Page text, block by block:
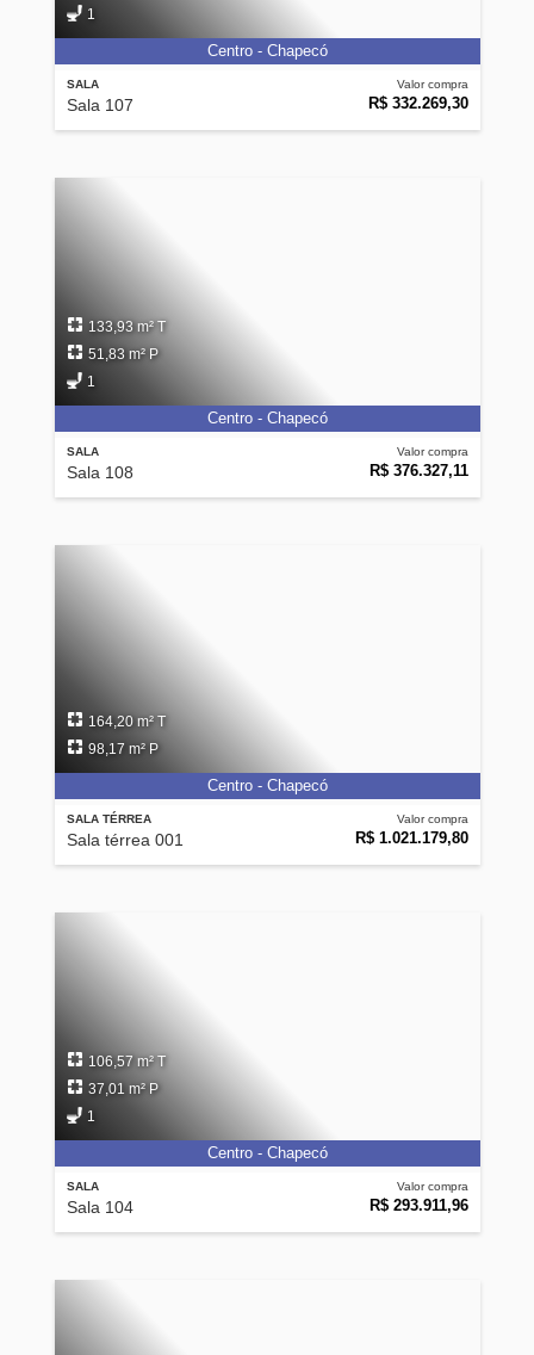
SALA
Sala 107
Valor compra
R$ 332.269,30
1
Centro - Chapecó
SALA
Sala 108
Valor compra
R$ 376.327,11
133,93 m² T
51,83 m² P
1
Centro - Chapecó
SALA TÉRREA
Sala térrea 001
Valor compra
R$ 1.021.179,80
164,20 m² T
98,17 m² P
Centro - Chapecó
SALA
Sala 104
Valor compra
R$ 293.911,96
106,57 m² T
37,01 m² P
1
Centro - Chapecó